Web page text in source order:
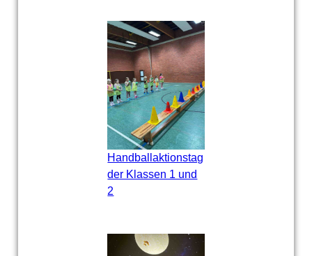
Handballaktionstag
der Klassen 1 und
2